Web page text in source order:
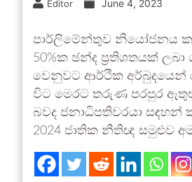
Editor June 4, 2023
පාර්ලිමේන්තුව නියෝජනය
50%ක ඡන්ද ප්‍රතිශතයක්
වෙනුවට ආර්ථික අර්බුදයෙන්
විට මෙරට තරුණ පරපුර
බවද ජනාධිපතිවරයා සඳහන්
2024 ජාතික නීතිඥ සමුළුව